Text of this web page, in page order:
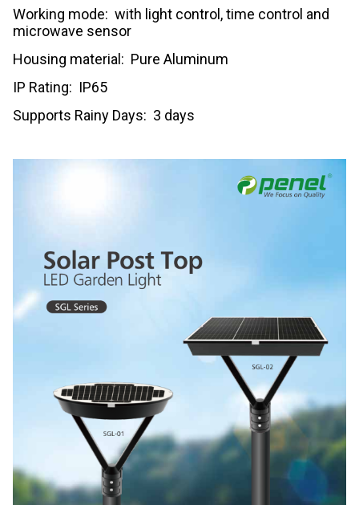
Working mode: with light control, time control and
microwave sensor
Housing material: Pure Aluminum
IP Rating: IP65
Supports Rainy Days: 3 days